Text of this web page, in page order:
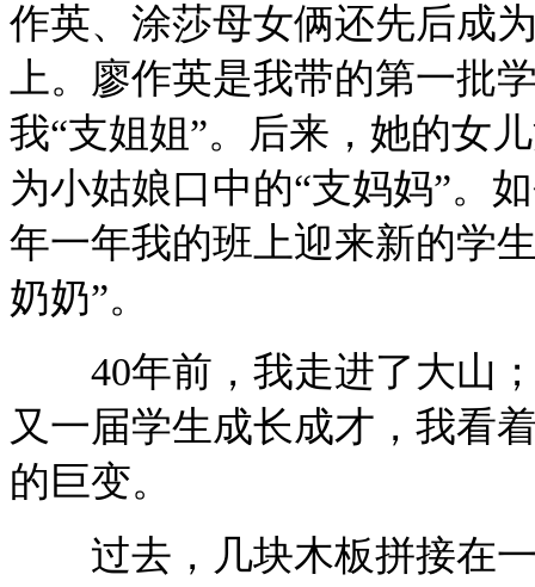
作英、涂莎母女俩还先后成
上。廖作英是我带的第一批
我“支姐姐”。后来，她的女
为小姑娘口中的“支妈妈”。
年一年我的班上迎来新的学
奶奶”。
40年前，我走进了大山；
又一届学生成长成才，我看
的巨变。
过去，几块木板拼接在一